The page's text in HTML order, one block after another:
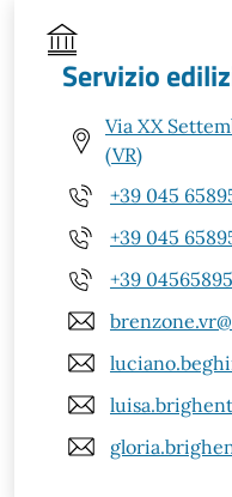
Servizio
Via XX
(VR)
+39 045
+39 045
+39